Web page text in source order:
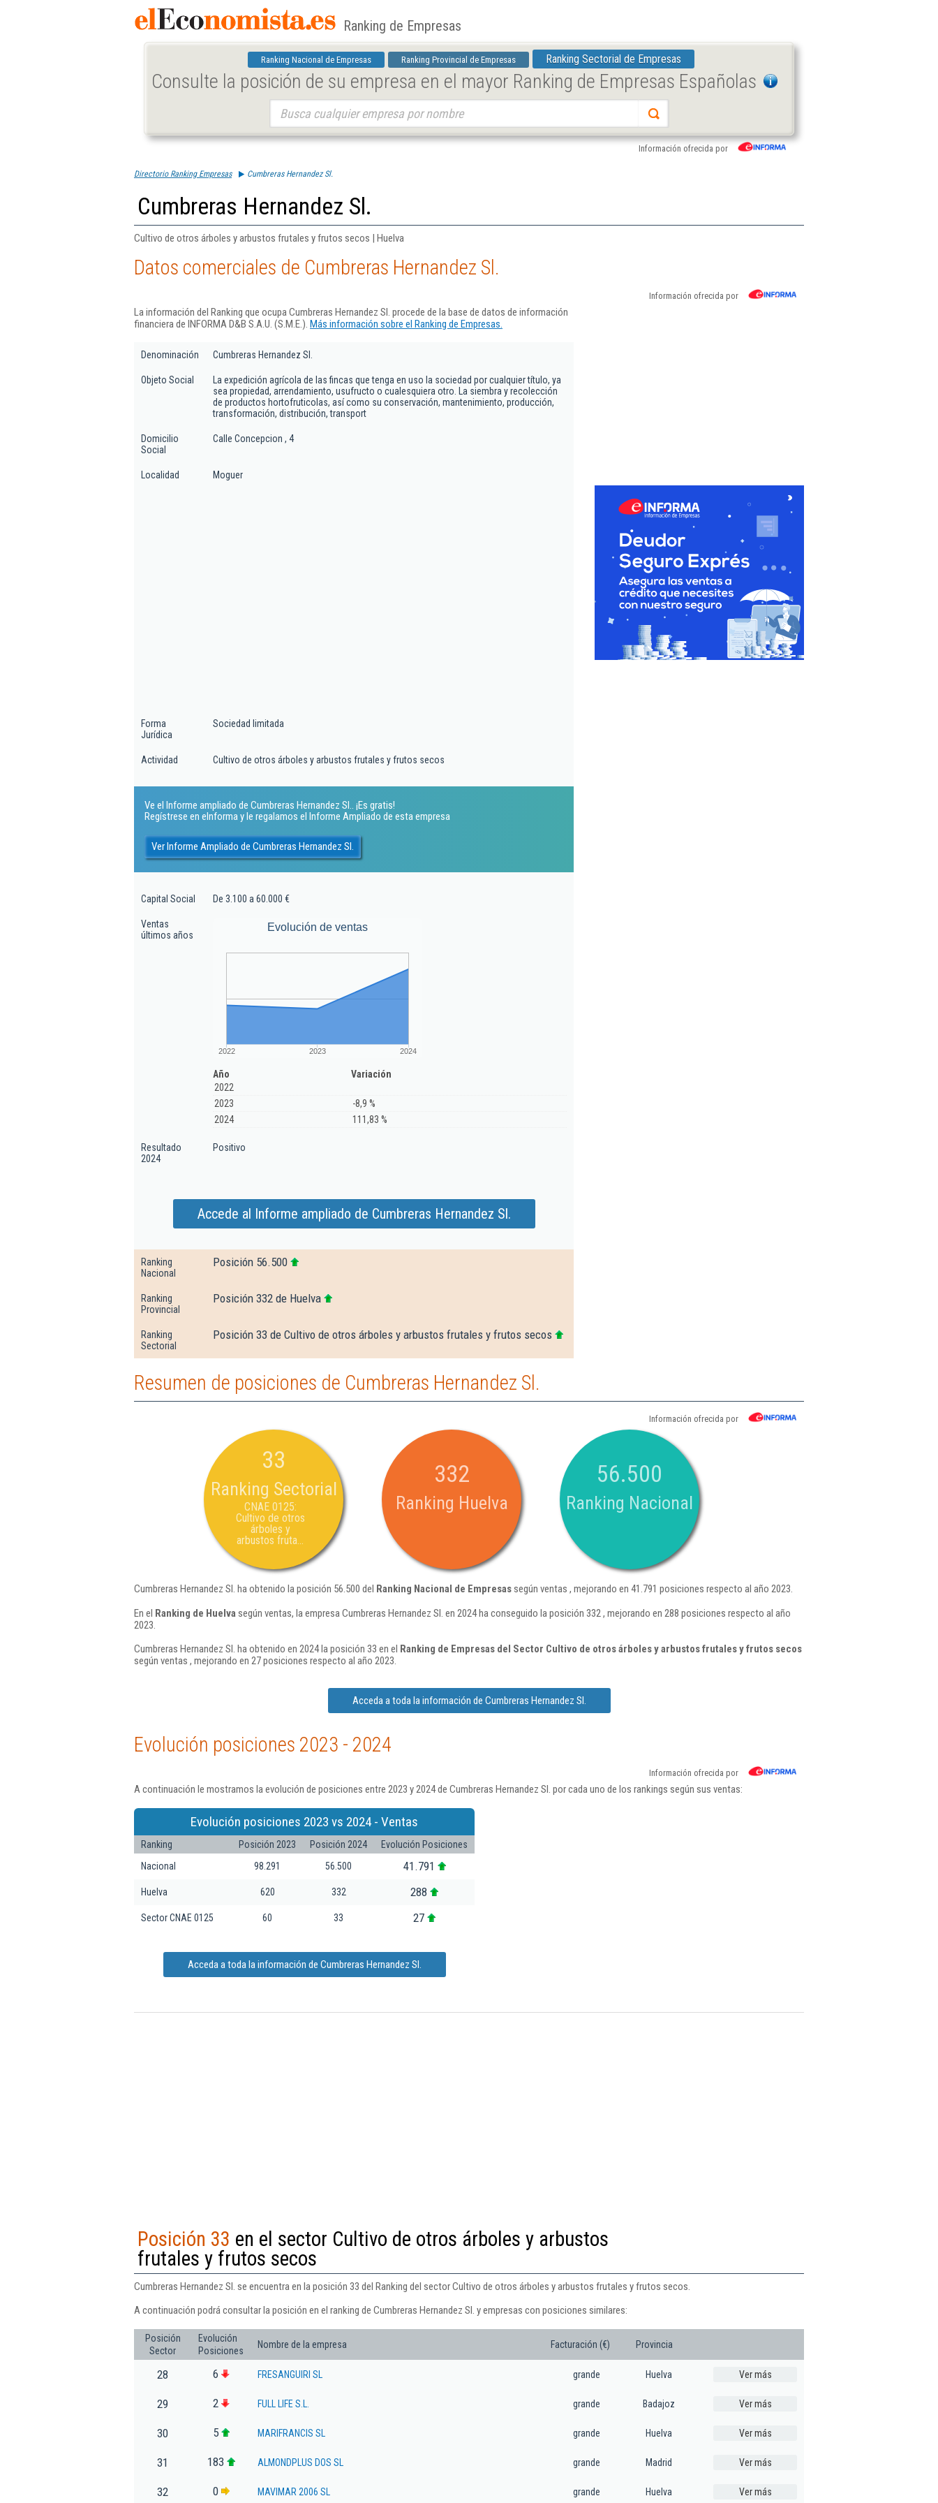
Ranking de Empresas
Ranking Nacional de Empresas Ranking Provincial de Empresas Ranking Sectorial de Empresas
Consulte la posición de su empresa en el mayor Ranking de Empresas Españolas
Información ofrecida por
Directorio Ranking Empresas Cumbreras Hernandez Sl.
Cumbreras Hernandez Sl.
Cultivo de otros árboles y arbustos frutales y frutos secos | Huelva
Datos comerciales de Cumbreras Hernandez Sl.
Información ofrecida por
La información del Ranking que ocupa Cumbreras Hernandez Sl. procede de la base de datos de información
financiera de INFORMA D&B S.A.U. (S.M.E.). Más información sobre el Ranking de Empresas.
Denominación Cumbreras Hernandez Sl.
Objeto Social
La expedición agrícola de las fincas que tenga en uso la sociedad por cualquier título, ya
sea propiedad, arrendamiento, usufructo o cualesquiera otro. La siembra y recolección
de productos hortofruticolas, así como su conservación, mantenimiento, producción,
transformación, distribución, transport
Domicilio
Social
Calle Concepcion , 4
Localidad Moguer
Forma
Jurídica
Sociedad limitada
Actividad Cultivo de otros árboles y arbustos frutales y frutos secos
Ve el Informe ampliado de Cumbreras Hernandez Sl.. ¡Es gratis!
Regístrese en eInforma y le regalamos el Informe Ampliado de esta empresa
Ver Informe Ampliado de Cumbreras Hernandez Sl.
Capital Social De 3.100 a 60.000 €
Ventas
últimos años
Evolución de ventas
2022 2023 2024
Año
Variación
2022
2023
-8,9 %
2024
111,83 %
Resultado
2024
Positivo
Accede al Informe ampliado de Cumbreras Hernandez Sl.
Ranking
Nacional
Posición 56.500
Ranking
Provincial
Posición 332 de Huelva
Ranking
Sectorial
Posición 33 de Cultivo de otros árboles y arbustos frutales y frutos secos
Resumen de posiciones de Cumbreras Hernandez Sl.
Información ofrecida por
33
Ranking Sectorial
CNAE 0125:
Cultivo de otros
árboles y
arbustos fruta...
332
Ranking Huelva
56.500
Ranking Nacional
Cumbreras Hernandez Sl. ha obtenido la posición 56.500 del Ranking Nacional de Empresassegún ventas , mejorando en 41.791 posiciones respecto al año 2023.
En el Ranking de Huelva según ventas, la empresa Cumbreras Hernandez Sl. en 2024 ha conseguido la posición 332 , mejorando en 288 posiciones respecto al año
2023.
Cumbreras Hernandez Sl. ha obtenido en 2024 la posición 33 en el Ranking de Empresas del Sector Cultivo de otros árboles y arbustos frutales y frutos secos
según ventas , mejorando en 27 posiciones respecto al año 2023.
Acceda a toda la información de Cumbreras Hernandez Sl.
Evolución posiciones 2023 - 2024
Información ofrecida por
A continuación le mostramos la evolución de posiciones entre 2023 y 2024 de Cumbreras Hernandez Sl. por cada uno de los rankings según sus ventas:
Evolución posiciones 2023 vs 2024 - Ventas
Ranking Posición 2023 Posición 2024
Evolución Posiciones
Nacional
98.291 56.500 41.791
Huelva 620 332 288
Sector CNAE 0125 60 33 27
Acceda a toda la información de Cumbreras Hernandez Sl.
Posición 33 en el sector Cultivo de otros árboles y arbustos
frutales y frutos secos
Cumbreras Hernandez Sl. se encuentra en la posición 33 del Ranking del sector Cultivo de otros árboles y arbustos frutales y frutos secos.
A continuación podrá consultar la posición en el ranking de Cumbreras Hernandez Sl. y empresas con posiciones similares:
Posición
Sector
Evolución
Posiciones
Nombre de la empresa Facturación (€) Provincia
28 6 FRESANGUIRI SL grande Huelva Ver más
29 2 FULL LIFE S.L. grande Badajoz Ver más
30 5 MARIFRANCIS SL grande Huelva Ver más
31 183 ALMONDPLUS DOS SL grande Madrid Ver más
32 0 MAVIMAR 2006 SL grande Huelva Ver más